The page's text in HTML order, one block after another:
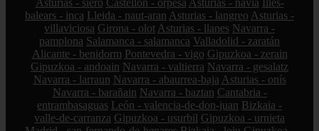
Asturias - siero Castellón - orpesa Asturias - navia Illes-
balears - inca Lleida - naut-aran Asturias - langreo Asturias -
villaviciosa Girona - olot Asturias - llanes Navarra -
pamplona Salamanca - salamanca Valladolid - zaratán
Alicante - benidorm Pontevedra - vigo Gipuzkoa - zerain
Gipuzkoa - andoain Navarra - valtierra Navarra - gesalatz
Navarra - larraun Navarra - abaurrea-baja Asturias - onís
Navarra - barañain Navarra - baztan Cantabria -
entrambasaguas León - valencia-de-don-juan Bizkaia -
valle-de-carranza Gipuzkoa - usurbil Gipuzkoa - urnieta